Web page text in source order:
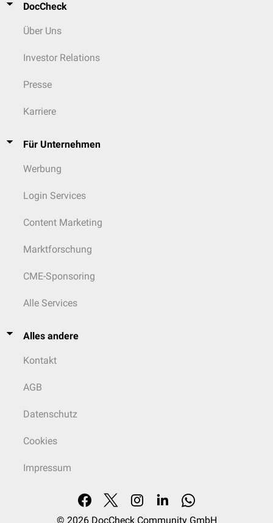
DocCheck
Über Uns
Investor Relations
Presse
Karriere
Für Unternehmen
Werbung
Login Services
Content Marketing
Marktforschung
CME-Sponsoring
Alle Services
Alles andere
Kontakt
AGB
Datenschutz
Cookies
Impressum
© 2026 DocCheck Community GmbH